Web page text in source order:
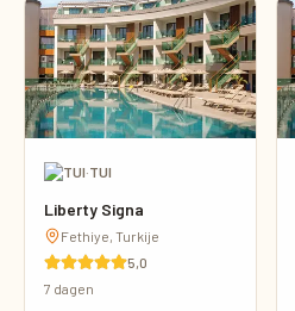
·TUI
Liberty Signa
Fethiye, Turkije
5,0
7 dagen